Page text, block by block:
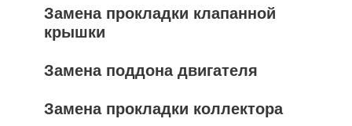
Замена прокладки клапанной
крышки
Замена поддона двигателя
Замена прокладки коллектора